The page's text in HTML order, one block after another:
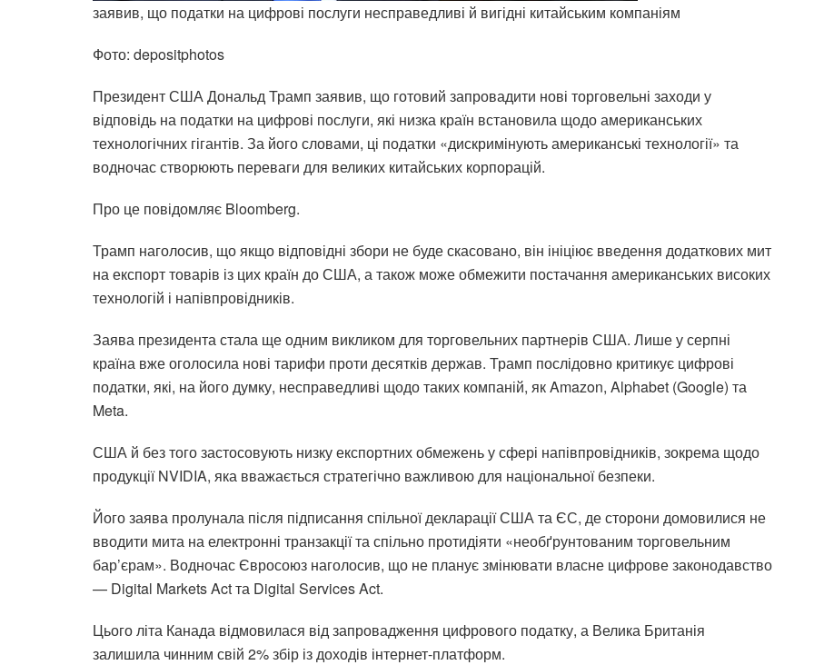
заявив, що податки на цифрові послуги несправедливі й вигідні китайським компаніям
Фото: depositphotos
Президент США Дональд Трамп заявив, що готовий запровадити нові торговельні заходи у
відповідь на податки на цифрові послуги, які низка країн встановила щодо американських
технологічних гігантів. За його словами, ці податки «дискримінують американські технології» та
водночас створюють переваги для великих китайських корпорацій.
Про це повідомляє Bloomberg.
Трамп наголосив, що якщо відповідні збори не буде скасовано, він ініціює введення додаткових мит
на експорт товарів із цих країн до США, а також може обмежити постачання американських високих
технологій і напівпровідників.
Заява президента стала ще одним викликом для торговельних партнерів США. Лише у серпні
країна вже оголосила нові тарифи проти десятків держав. Трамп послідовно критикує цифрові
податки, які, на його думку, несправедливі щодо таких компаній, як Amazon, Alphabet (Google) та
Meta.
США й без того застосовують низку експортних обмежень у сфері напівпровідників, зокрема щодо
продукції NVIDIA, яка вважається стратегічно важливою для національної безпеки.
Його заява пролунала після підписання спільної декларації США та ЄС, де сторони домовилися не
вводити мита на електронні транзакції та спільно протидіяти «необґрунтованим торговельним
бар’єрам». Водночас Євросоюз наголосив, що не планує змінювати власне цифрове законодавство
— Digital Markets Act та Digital Services Act.
Цього літа Канада відмовилася від запровадження цифрового податку, а Велика Британія
залишила чинним свій 2% збір із доходів інтернет-платформ.